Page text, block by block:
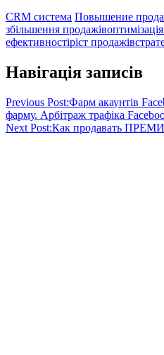
CRM система Повышение
збільшення продажів
ефективностіріст продажів
Навігація записів
Previous Post:Фарм акаунтів
фарму. Арбітраж трафіка
Next Post:Как продавать